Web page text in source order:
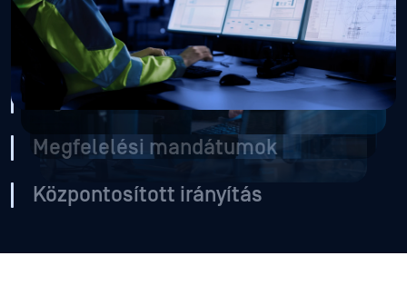
védtelenek maradnak.
A támadási felület kiterjedése
Rigid bevezetési terv és ütemterv
Megfelelési mandátumok
Központosított irányítás